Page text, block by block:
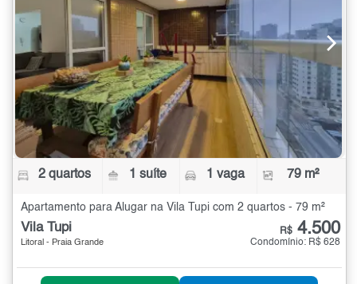
2 quartos 1 suíte 1 vaga 79 m²
Apartamento para Alugar na Vila Tupi com 2 quartos - 79 m²
Vila Tupi
Litoral - Praia Grande
R$ 4.500
Condomínio: R$ 628